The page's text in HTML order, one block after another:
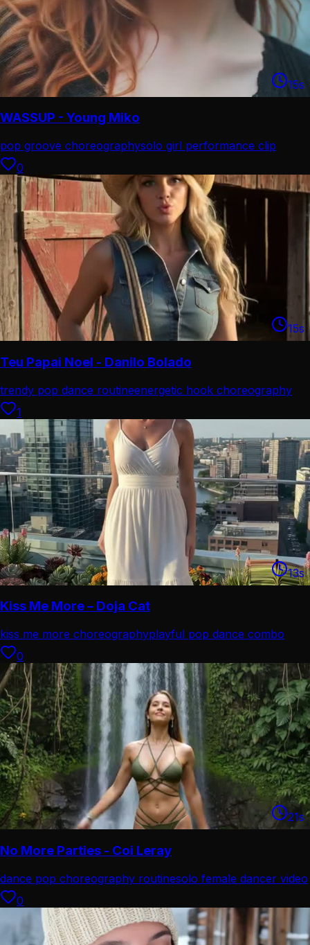
15s
WASSUP - Young Miko
pop groove choreographysolo girl performance clip
0
15s
Teu Papai Noel - Danilo Bolado
trendy pop dance routineenergetic hook choreography
1
13s
Kiss Me More – Doja Cat
kiss me more choreographyplayful pop dance combo
0
21s
No More Parties - Coi Leray
dance pop choreography routinesolo female dancer video
0